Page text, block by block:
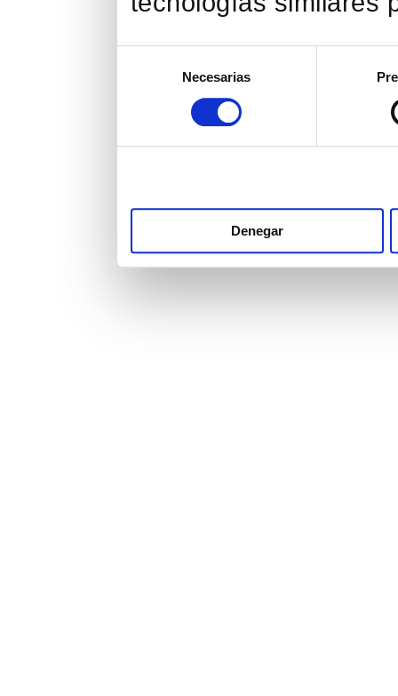
consentimiento
Necesarias
Denegar